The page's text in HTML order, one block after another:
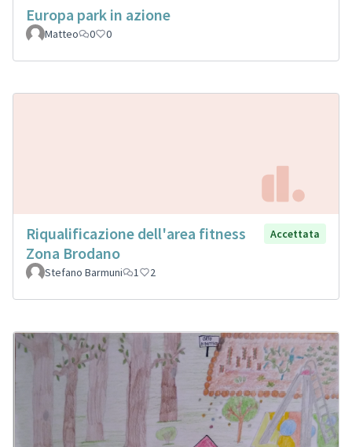
Europa park in azione
Matteo 0 0
Riqualificazione dell'area fitness
Zona Brodano
Accettata
Stefano Barmuni 1 2